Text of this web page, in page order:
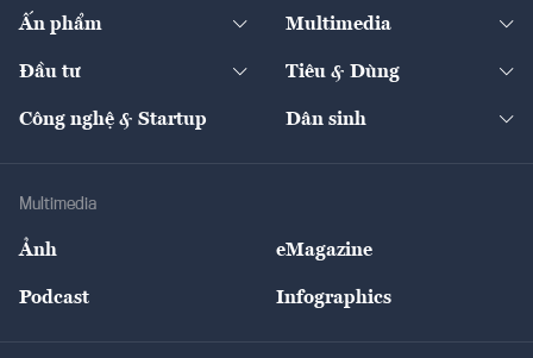
Khung pháp lý
Start-up
Quản trị số
Tư vấn
Thị trường
Nông sản
Kinh tế
Ấn phẩm
The Guide
Multimedia
Đầu tư Tiêu & Dùng
Giải trí
Công nghệ & Startup Dân sinh
Multimedia
Ảnh eMagazine
Podcast Infographics